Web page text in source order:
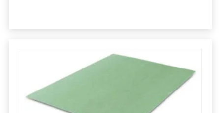
Sprawdź szczegóły